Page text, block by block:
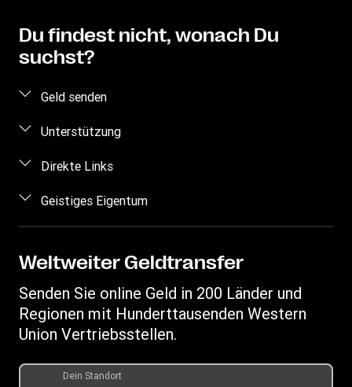
Du findest nicht, wonach Du
suchst?
Geld senden
Geld online senden
Standorte finden
App herunterladen
Währungsrechner
Swift/BIC
Unterstützung
Häufig gestellte Fragen
Direkte Links
Einloggen/Registrieren
Vertriebspartner werden
Handy-Guthaben aufladen
Geistiges Eigentum
Datenschutzerklärung
Weltweiter Geldtransfer
Senden Sie online Geld in 200 Länder und
Regionen mit Hunderttausenden Western
Union Vertriebsstellen.
Dein Standort